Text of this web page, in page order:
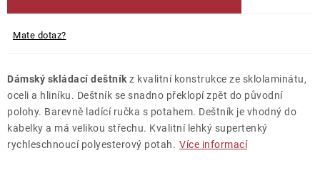
Mate dotaz?
Dámský skládací deštník z kvalitní konstrukce ze sklolaminátu,
oceli a hliníku. Deštník se snadno překlopí zpět do původní
polohy. Barevně ladící ručka s potahem. Deštník je vhodný do
kabelky a má velikou střechu. Kvalitní lehký supertenký
rychleschnoucí polyesterový potah. Více informací